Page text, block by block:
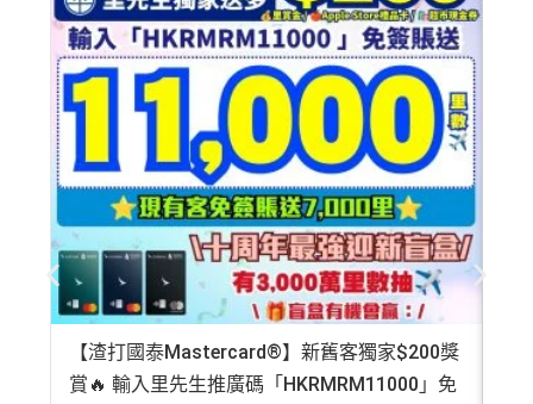
【渣打國泰Mastercard®】新舊客獨家$200獎
賞🔥 輸入里先生推廣碼「HKRMRM11000」免